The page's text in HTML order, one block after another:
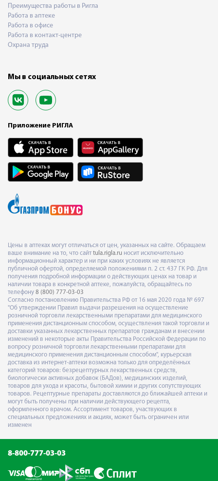
Преимущества работы в Ригла
Работа в аптеке
Работа в офисе
Работа в контакт-центре
Охрана труда
Мы в социальных сетях
Приложение РИГЛА
Цены в аптеках могут отличаться от цен, указанных на сайте. Обращаем
ваше внимание на то, что сайт tula.rigla.ru носит исключительно
информационный характер и ни при каких условиях не является
публичной офертой, определяемой положениями п. 2 ст. 437 ГК РФ. Для
получения подробной информации о действующих ценах на товар и
наличии товара в конкретной аптеке, пожалуйста, обращайтесь по
телефону 8 (800) 777-03-03
Согласно постановлению Правительства РФ от 16 мая 2020 года № 697
"Об утверждении Правил выдачи разрешения на осуществление
розничной торговли лекарственными препаратами для медицинского
применения дистанционным способом, осуществления такой торговли и
доставки указанных лекарственных препаратов гражданам и внесении
изменений в некоторые акты Правительства Российской Федерации по
вопросу розничной торговли лекарственными препаратами для
медицинского применения дистанционным способом", курьерская
доставка из интернет-аптеки возможна только для определённых
категорий товаров: безрецептурных лекарственных средств,
биологически активных добавок (БАДов), медицинских изделий,
товаров для ухода и красоты, бытовой химии и других сопутствующих
товаров. Рецептурные препараты доставляются до ближайшей аптеки и
могут быть получены при наличии действующего рецепта,
оформленного врачом. Ассортимент товаров, участвующих в
специальных предложениях и акциях, может быть ограничен или
изменен
8-800-777-03-03